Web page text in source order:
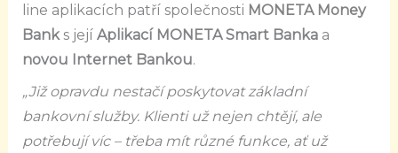
line aplikacích patří společnosti MONETA Money
Banks její Aplikací MONETA Smart Bankaa
novou Internet Bankou.
„Již opravdu nestačí poskytovat základní
bankovní služby. Klienti už nejen chtějí, ale
potřebují víc – třeba mít různé funkce, ať už